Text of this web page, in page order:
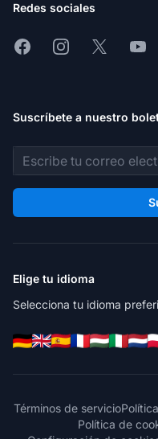
Redes sociales
FacebookInstagram
X
Suscríbete a nuestro
Dirección de correo
Elige tu idioma
Selecciona tu idioma
Términos de servicio
Política de